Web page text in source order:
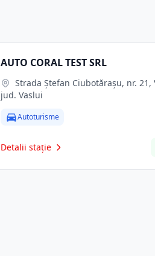
AUTO CORAL TEST SRL
Strada Ștefan Ciubotărașu, nr. 21, Vaslui,
jud. Vaslui
Autoturisme
Detalii stație